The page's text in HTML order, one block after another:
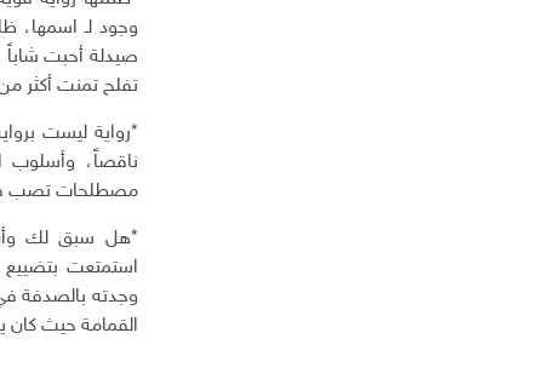
وجود لـ اسمها،
صيدلة أحبت
تفلح تمنت أكثر
*رواية ليست
ناقصاً، وأسلوب
مصطلحات تصب
*هل سبق لك
استمتعت
وجدته بالصدفة
القمامة حيث كان